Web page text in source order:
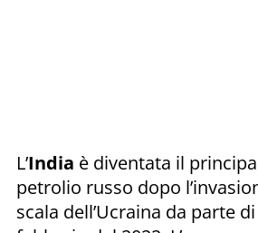
L’India è diventata il
petrolio russo dopo
scala dell’Ucraina da parte